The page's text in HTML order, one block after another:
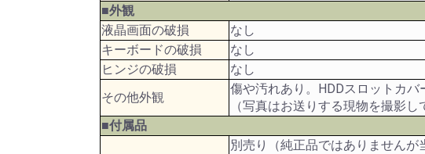
■外観
液晶画面の破損
なし
キーボードの破損
なし
ヒンジの破損
なし
その他外観
傷や汚れあり。HDDスロットカバ
（写真はお送りする現物を撮影し
■付属品
別売り（純正品ではありませんが